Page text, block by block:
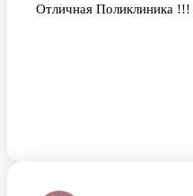
Отличная Поликлиника !!!